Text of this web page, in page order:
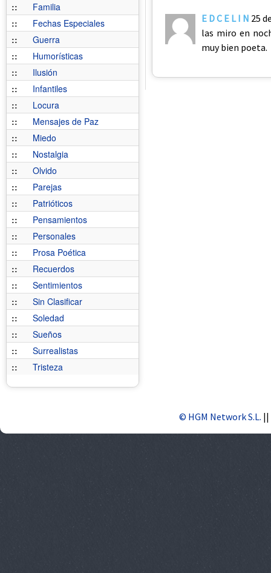
::
Familia
::
Fechas Especiales
::
Guerra
::
Humorísticas
::
Ilusión
::
Infantiles
::
Locura
::
Mensajes de Paz
::
Miedo
::
Nostalgia
::
Olvido
::
Parejas
::
Patrióticos
::
Pensamientos
::
Personales
::
Prosa Poética
::
Recuerdos
::
Sentimientos
::
Sin Clasificar
::
Soledad
::
Sueños
::
Surrealistas
::
Tristeza
E D C E L I N 25
las miro en
muy bien poeta.
© HGM Network S.L. ||